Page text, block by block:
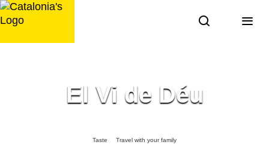
Skip
to
El Vi de Déu
Taste Travel with your family